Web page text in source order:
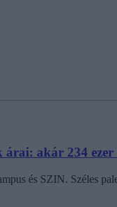
akár 234
és SZIN. Széles